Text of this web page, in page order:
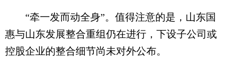
“牵一发而动全身”。值得注意的是，山东国
惠与山东发展整合重组仍在进行，下设子公司或
控股企业的整合细节尚未对外公布。